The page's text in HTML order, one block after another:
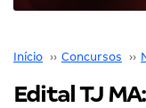
Início ›› Concursos ››
Edital TJ